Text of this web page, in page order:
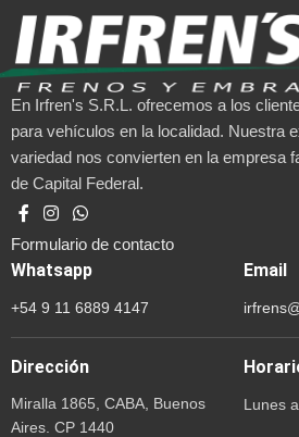
En Irfren's S.R.L. ofrecemos a los
para vehículos en la localidad. Nuestra
variedad nos convierten en la empresa
de Capital Federal.
Formulario de contacto
Whatsapp
+54 9 11 6889 4147
Email
Dirección
Miralla 1865, CABA, Buenos
Aires. CP 1440
Lunes